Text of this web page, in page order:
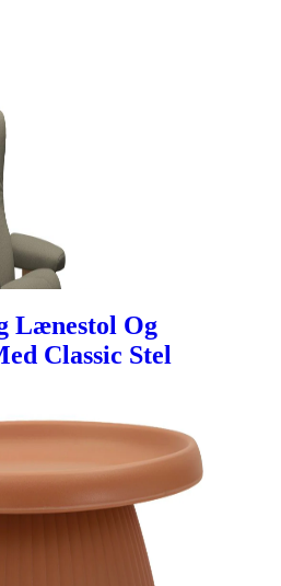
Lænestol Og
Classic Stel